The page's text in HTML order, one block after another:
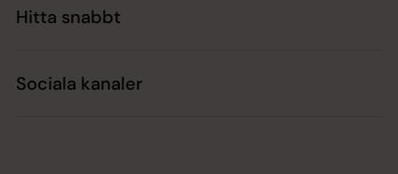
Hitta snabbt
Sociala kanaler